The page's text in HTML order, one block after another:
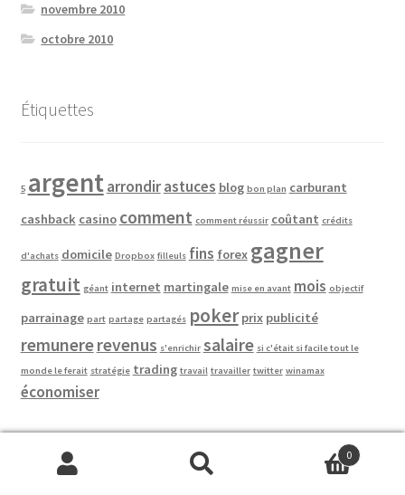
novembre 2010
octobre 2010
Étiquettes
5 argentarrondirastuces blog bon plan carburant
cashback casino comment comment réussir coûtant crédits
d'achats domicile Dropbox filleuls fins forex gagner
gratuit géant internet martingale mise en avant mois objectif
parrainage part partage partagés poker prix publicité
remunererevenus s'enrichir salaire si c'était si facile tout le
monde le ferait stratégie trading travail travailler twitter winamax
économiser
Recherche
Recherche
0